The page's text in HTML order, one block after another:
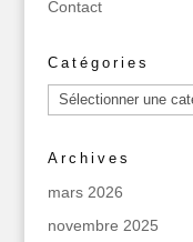
Contact
Catégories
Catégories
Archives
mars 2026
novembre 2025